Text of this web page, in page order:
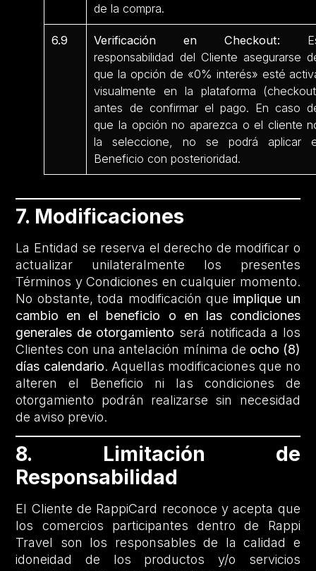
de la compra.
6.9 Verificación en Checkout:
responsabilidad del Cliente asegurarse
que la opción de «0% interés» esté
visualmente en la plataforma
antes de confirmar el pago. En caso
que la opción no aparezca o el cliente
la seleccione, no se podrá aplicar
Beneficio con posterioridad.
7. Modificaciones
La Entidad se reserva el derecho de modificar o
actualizar unilateralmente los presentes
Términos y Condiciones en cualquier momento.
No obstante, toda modificación que implique un
cambio en el beneficio o en las condiciones
generales de otorgamiento será notificada a los
Clientes con una antelación mínima de ocho (8)
días calendario. Aquellas modificaciones que no
alteren el Beneficio ni las condiciones de
otorgamiento podrán realizarse sin necesidad
de aviso previo.
8. Limitación de
Responsabilidad
El Cliente de RappiCard reconoce y acepta que
los comercios participantes dentro de Rappi
Travel son los responsables de la calidad e
idoneidad de los productos y/o servicios